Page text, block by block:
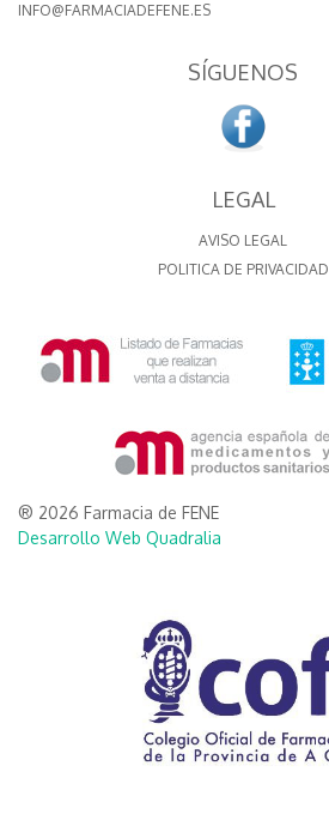
INFO@FARMACIADEFENE.ES
SÍGUENOS
LEGAL
AVISO LEGAL
POLITICA DE PRIVACIDAD
® 2026 Farmacia de FENE
Desarrollo Web Quadralia